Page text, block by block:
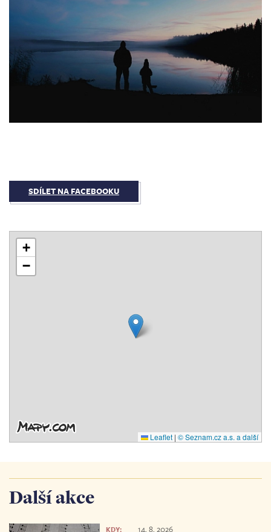
SDÍLET NA FACEBOOKU
+
−
Leaflet | © Seznam.cz a.s. a další
Další akce
KDY: 14. 8. 2026